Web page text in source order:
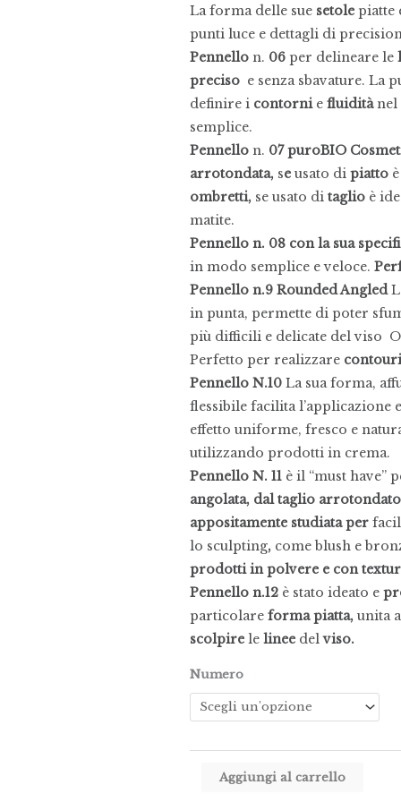
La forma delle sue setole piatte
punti luce e dettagli di
Pennello n. 06 per delineare le
preciso e senza sbavature. La
definire i contornie fluiditànel
semplice.
Pennello n. 07 puroBIO
arrotondata, se usato di piatto
ombretti, se usato di taglio è
matite.
Pennello n. 08 con la sua
in modo semplice e veloce.
Pennello n.9 Rounded Angled
in punta, permette di poter
più difficili e delicate del viso
Perfetto per realizzare
Pennello N.10 La sua forma,
flessibile facilita l’applicazione
effetto uniforme, fresco e
utilizzando prodotti in crema.
Pennello N. 11 è il “must have”
angolata, dal taglio
appositamente studiata per
lo sculpting, come blush e
prodotti in polvere e con
Pennello n.12 è stato ideato e
particolare forma piatta, unita
scolpire le linee delviso.
Numero
Aggiungi al carrello